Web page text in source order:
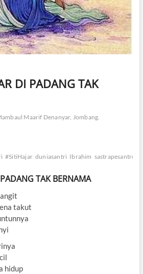
DI PADANG TAK
Maarif Denanyar, Jombang.
#SitiHajar duniasantri Ibrahim sastrapesantren#
TAK BERNAMA
takut
hidup